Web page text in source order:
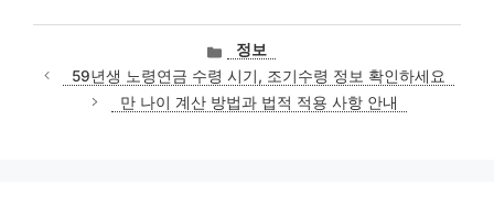
카
테
고
리
정보
59년생 노령연금 수령 시기, 조기수령 정보 확인하세요
만 나이 계산 방법과 법적 적용 사항 안내